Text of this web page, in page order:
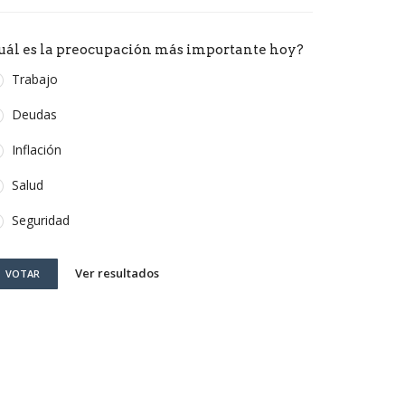
es la preocupación más importante hoy?
Trabajo
Deudas
Inflación
Salud
Seguridad
VOTAR Ver resultados